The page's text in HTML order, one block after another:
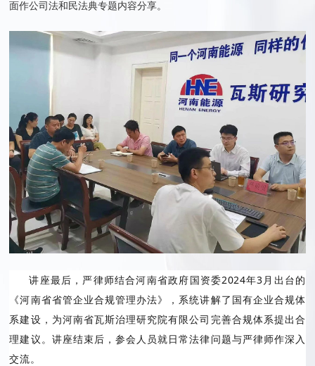
面作公司法和民法典专题内容分享。
讲座最后，严律师结合河南省政府国资委2024年3月出台的
《河南省省管企业合规管理办法》，系统讲解了国有企业合规体
系建设，为河南省瓦斯治理研究院有限公司完善合规体系提出合
理建议。讲座结束后，参会人员就日常法律问题与严律师作深入
交流。